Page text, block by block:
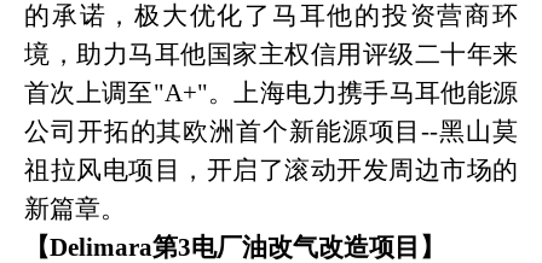
的承诺，极大优化了马耳他的投资营商环
境，助力马耳他国家主权信用评级二十年来
首次上调至"A+"。上海电力携手马耳他能源
公司开拓的其欧洲首个新能源项目--黑山莫
祖拉风电项目，开启了滚动开发周边市场的
新篇章。
【Delimara第3电厂油改气改造项目】